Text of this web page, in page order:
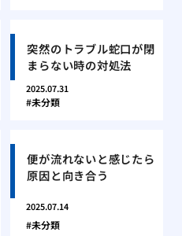
突然のトラブル蛇口が閉
まらない時の対処法
2025.07.31
未分類
便が流れないと感じたら
原因と向き合う
2025.07.14
未分類